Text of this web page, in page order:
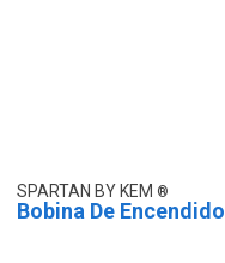
SPARTAN BY KEM
Bobina De Encendido